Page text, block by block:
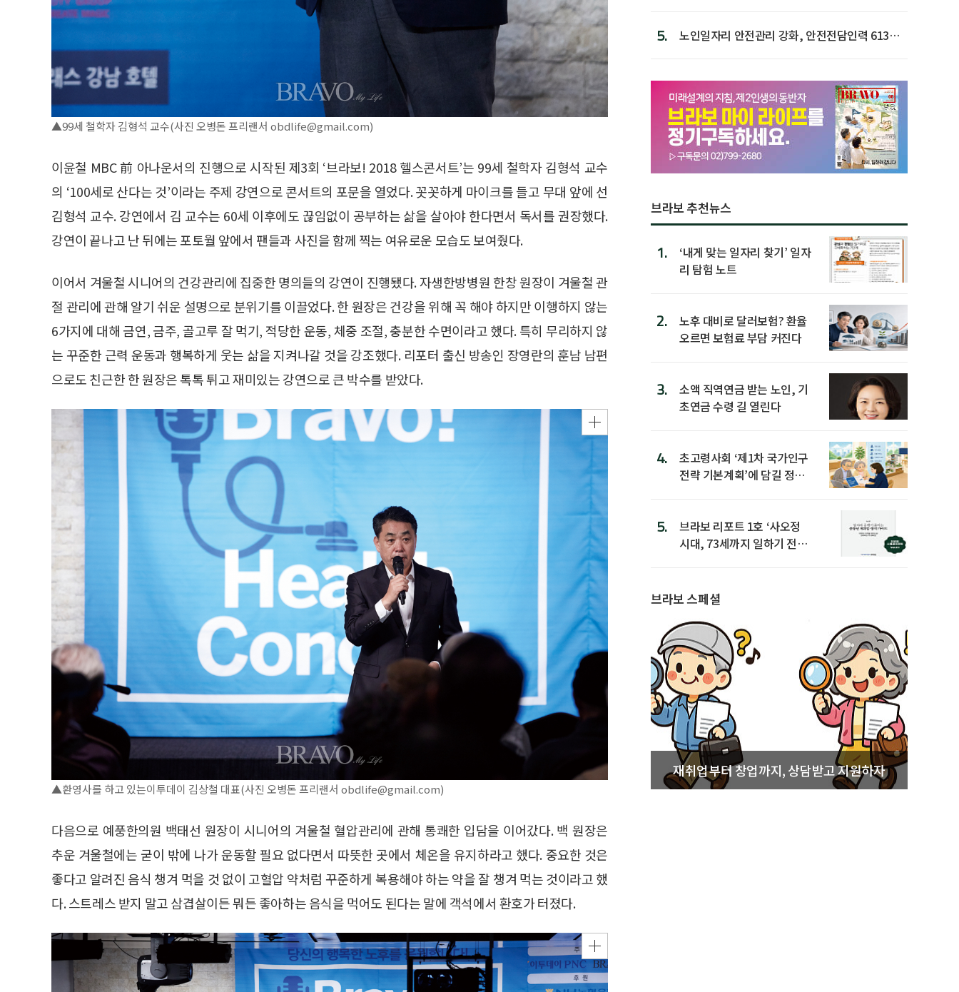
▲99세 철학자 김형석 교수(사진 오병돈 프리랜서 obdlife@gmail.com)
이윤철 MBC 前 아나운서의 진행으로 시작된 제3회 ‘브라보! 2018 헬스콘서트’는 99세 철학자 김형석 교수
의 ‘100세로 산다는 것’이라는 주제 강연으로 콘서트의 포문을 열었다. 꼿꼿하게 마이크를 들고 무대 앞에 선
김형석 교수. 강연에서 김 교수는 60세 이후에도 끊임없이 공부하는 삶을 살아야 한다면서 독서를 권장했다.
강연이 끝나고 난 뒤에는 포토월 앞에서 팬들과 사진을 함께 찍는 여유로운 모습도 보여줬다.
이어서 겨울철 시니어의 건강관리에 집중한 명의들의 강연이 진행됐다. 자생한방병원 한창 원장이 겨울철 관
절 관리에 관해 알기 쉬운 설명으로 분위기를 이끌었다. 한 원장은 건강을 위해 꼭 해야 하지만 이행하지 않는
6가지에 대해 금연, 금주, 골고루 잘 먹기, 적당한 운동, 체중 조절, 충분한 수면이라고 했다. 특히 무리하지 않
는 꾸준한 근력 운동과 행복하게 웃는 삶을 지켜나갈 것을 강조했다. 리포터 출신 방송인 장영란의 훈남 남편
으로도 친근한 한 원장은 톡톡 튀고 재미있는 강연으로 큰 박수를 받았다.
▲환영사를 하고 있는이투데이 김상철 대표(사진 오병돈 프리랜서 obdlife@gmail.com)
다음으로 예풍한의원 백태선 원장이 시니어의 겨울철 혈압관리에 관해 통쾌한 입담을 이어갔다. 백 원장은
추운 겨울철에는 굳이 밖에 나가 운동할 필요 없다면서 따뜻한 곳에서 체온을 유지하라고 했다. 중요한 것은
좋다고 알려진 음식 챙겨 먹을 것 없이 고혈압 약처럼 꾸준하게 복용해야 하는 약을 잘 챙겨 먹는 것이라고 했
다. 스트레스 받지 말고 삼겹살이든 뭐든 좋아하는 음식을 먹어도 된다는 말에 객석에서 환호가 터졌다.
5.
노인일자리 안전관리 강화, 안전전담인력 613명
브라보 추천뉴스
1.
‘내게 맞는 일자리 찾기’ 일자
리 탐험 노트
2.
노후 대비로 달러보험? 환율
오르면 보험료 부담 커진다
3.
소액 직역연금 받는 노인, 기
초연금 수령 길 열린다
4.
초고령사회 ‘제1차 국가인구
전략 기본계획’에 담길 정책
5.
브라보 리포트 1호 ‘사오정
시대, 73세까지 일하기 전략’
브라보 스페셜
재취업부터 창업까지, 상담받고 지원하자